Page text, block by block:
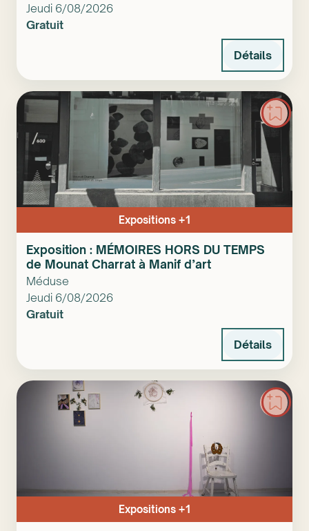
Jeudi 6/08/2026
Gratuit
Détails
Expositions +1
Exposition : MÉMOIRES HORS DU TEMPS
de Mounat Charrat à Manif d’art
Méduse
Jeudi 6/08/2026
Gratuit
Détails
Expositions +1